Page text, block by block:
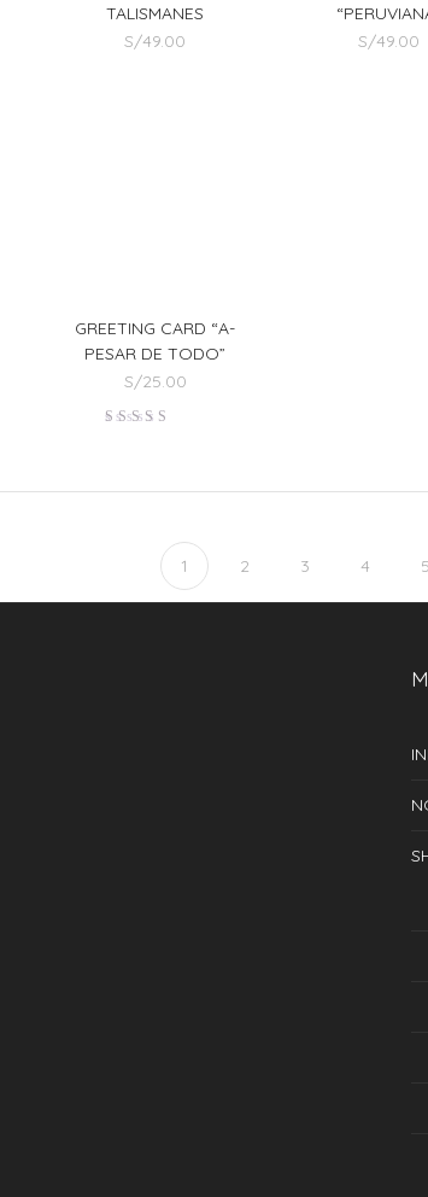
TALISMANES
S/49.00
S/49.00
GREETING CARD “A-
PESAR DE TODO”
S/25.00
1 2 3 4 5